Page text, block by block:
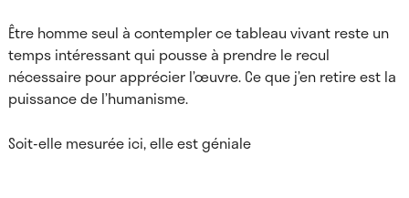
Être homme seul à contempler ce tableau vivant reste un
temps intéressant qui pousse à prendre le recul
nécessaire pour apprécier l’œuvre. Ce que j’en retire est la
puissance de l’humanisme.
Soit-elle mesurée ici, elle est géniale